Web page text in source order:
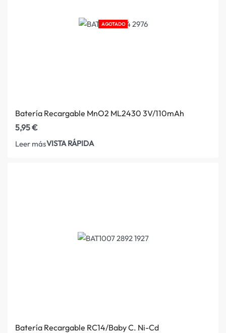
AGOTADO
Batería Recargable MnO2 ML2430 3V/110mAh
5,95€
Leer másVISTA RÁPIDA
Batería Recargable RC14/Baby C. Ni-Cd